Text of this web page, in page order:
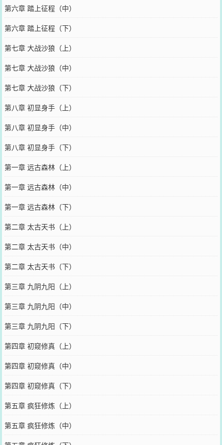
第六章 踏上征程（中）
第六章 踏上征程（下）
第七章 大战沙狼（上）
第七章 大战沙狼（中）
第七章 大战沙狼（下）
第八章 初显身手（上）
第八章 初显身手（中）
第八章 初显身手（下）
第一章 远古森林（上）
第一章 远古森林（中）
第一章 远古森林（下）
第二章 太古天书（上）
第二章 太古天书（中）
第二章 太古天书（下）
第三章 九阴九阳（上）
第三章 九阴九阳（中）
第三章 九阴九阳（下）
第四章 初窥修真（上）
第四章 初窥修真（中）
第四章 初窥修真（下）
第五章 疯狂修炼（上）
第五章 疯狂修炼（中）